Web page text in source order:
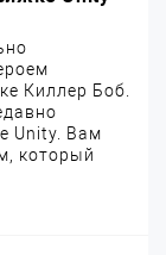
Киллер Боб.
Unity. Вам
который